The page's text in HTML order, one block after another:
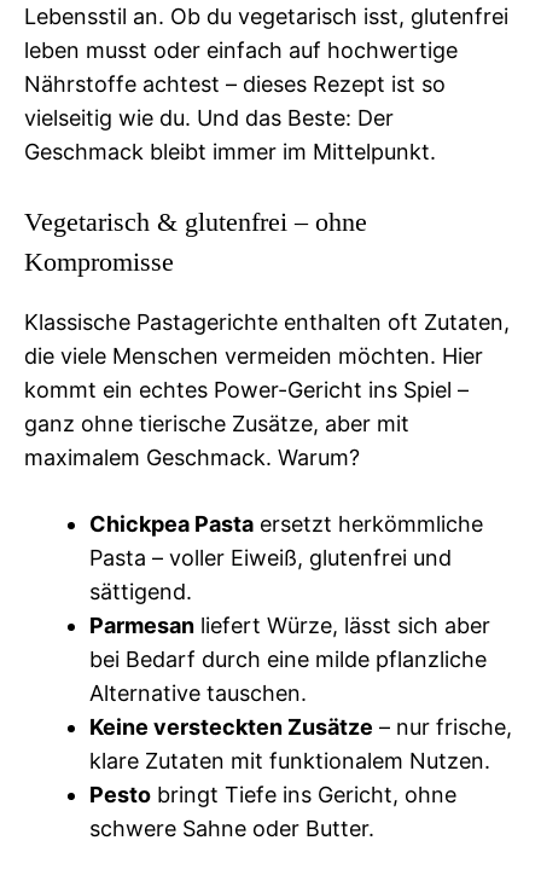
Lebensstil an. Ob du vegetarisch isst, glutenfrei
leben musst oder einfach auf hochwertige
Nährstoffe achtest – dieses Rezept ist so
vielseitig wie du. Und das Beste: Der
Geschmack bleibt immer im Mittelpunkt.
Vegetarisch & glutenfrei – ohne
Kompromisse
Klassische Pastagerichte enthalten oft Zutaten,
die viele Menschen vermeiden möchten. Hier
kommt ein echtes Power-Gericht ins Spiel –
ganz ohne tierische Zusätze, aber mit
maximalem Geschmack. Warum?
Chickpea Pasta ersetzt herkömmliche
Pasta – voller Eiweiß, glutenfrei und
sättigend.
Parmesan liefert Würze, lässt sich aber
bei Bedarf durch eine milde pflanzliche
Alternative tauschen.
Keine versteckten Zusätze – nur frische,
klare Zutaten mit funktionalem Nutzen.
Pesto bringt Tiefe ins Gericht, ohne
schwere Sahne oder Butter.